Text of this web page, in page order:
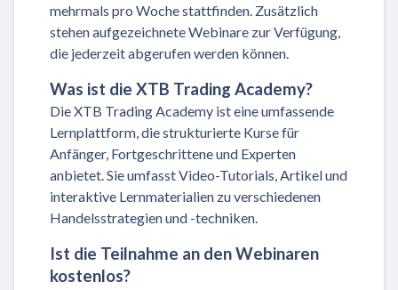
mehrmals pro Woche stattfinden. Zusätzlich
stehen aufgezeichnete Webinare zur Verfügung,
die jederzeit abgerufen werden können.
Was ist die XTB Trading Academy?
Die XTB Trading Academy ist eine umfassende
Lernplattform, die strukturierte Kurse für
Anfänger, Fortgeschrittene und Experten
anbietet. Sie umfasst Video-Tutorials, Artikel und
interaktive Lernmaterialien zu verschiedenen
Handelsstrategien und -techniken.
Ist die Teilnahme an den Webinaren
kostenlos?